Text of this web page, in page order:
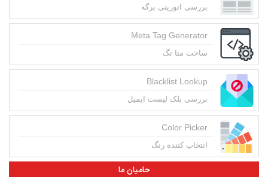
بررسی اتوریتی برگه
Meta Tag Generator
ساخت متا تگ
Blacklist Lookup
بررسی بلک لیست ایمیل
Color Picker
انتخاب کننده رنگ
حامیان ما